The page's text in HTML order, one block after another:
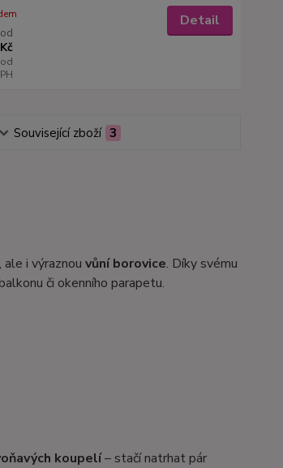
Detail
Související zboží 3
i výraznou vůní borovice. Díky svému
či okenního parapetu.
koupelí– stačí natrhat pár